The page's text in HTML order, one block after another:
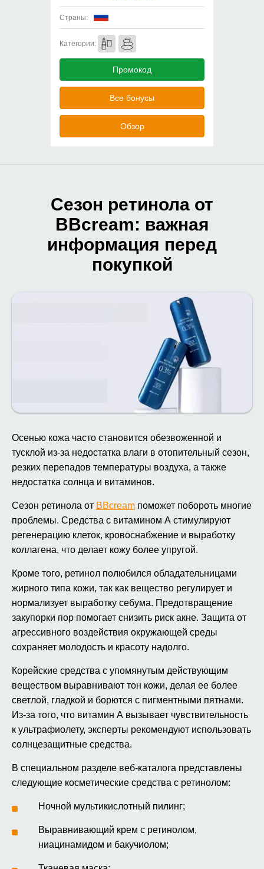
Страны:
Категории:
Промокод
Все бонусы
Обзор
Сезон ретинола от
BBcream: важная
информация перед
покупкой
Осенью кожа часто становится обезвоженной и
тусклой из-за недостатка влаги в отопительный сезон,
резких перепадов температуры воздуха, а также
недостатка солнца и витаминов.
Сезон ретинола от BBcream поможет побороть многие
проблемы. Средства с витамином А стимулируют
регенерацию клеток, кровоснабжение и выработку
коллагена, что делает кожу более упругой.
Кроме того, ретинол полюбился обладательницами
жирного типа кожи, так как вещество регулирует и
нормализует выработку себума. Предотвращение
закупорки пор помогает снизить риск акне. Защита от
агрессивного воздействия окружающей среды
сохраняет молодость и красоту надолго.
Корейские средства с упомянутым действующим
веществом выравнивают тон кожи, делая ее более
светлой, гладкой и борются с пигментными пятнами.
Из-за того, что витамин А вызывает чувствительность
к ультрафиолету, эксперты рекомендуют использовать
солнцезащитные средства.
В специальном разделе веб-каталога представлены
следующие косметические средства с ретинолом:
Ночной мультикислотный пилинг;
Выравнивающий крем с ретинолом,
ниацинамидом и бакучиолом;